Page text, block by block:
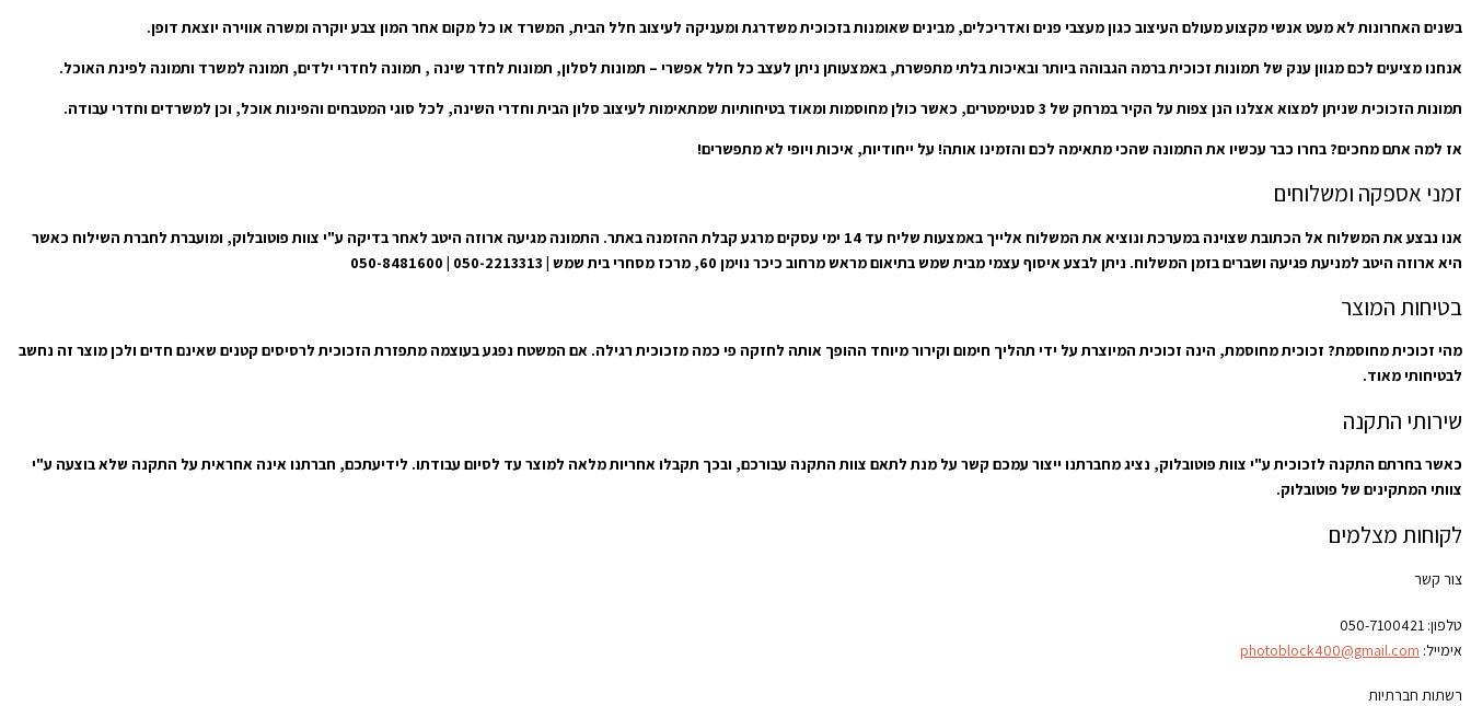
בשנים האחרונות לא מעט אנשי מקצוע מעולם העיצוב כגון מעצבי פנים ואדריכלים, מבינים שאומנות בזכוכית משדרגת ומעניקה לעיצוב חלל הבית, המשרד או כל מקום אחר המון צבע יוקרה ומשרה אווירה יוצאת דופן.
אנחנו מציעים לכם מגוון ענק של תמונות זכוכית ברמה הגבוהה ביותר ובאיכות בלתי מתפשרת, באמצעותן ניתן לעצב כל חלל אפשרי – תמונות לסלון, תמונות לחדר שינה , תמונה לחדרי ילדים, תמונה למשרד ותמונה לפינת האוכל.
תמונות הזכוכית שניתן למצוא אצלנו הנן צפות על הקיר במרחק של 3 סנטימטרים, כאשר כולן מחוסמות ומאוד בטיחותיות שמתאימות לעיצוב סלון הבית וחדרי השינה, לכל סוגי המטבחים והפינות אוכל, וכן למשרדים וחדרי עבודה.
אז למה אתם מחכים? בחרו כבר עכשיו את התמונה שהכי מתאימה לכם והזמינו אותה! על ייחודיות, איכות ויופי לא מתפשרים!
זמני אספקה ומשלוחים
אנו נבצע את המשלוח אל הכתובת שצוינה במערכת ונוציא את המשלוח אלייך באמצעות שליח עד 14 ימי עסקים מרגע קבלת ההזמנה באתר. התמונה מגיעה ארוזה היטב לאחר בדיקה ע"י צוות פוטובלוק, ומועברת לחברת השילוח כאשר
היא ארוזה היטב למניעת פגיעה ושברים בזמן המשלוח. ניתן לבצע איסוף עצמי מבית שמש בתיאום מראש מרחוב כיכר נוימן 60, מרכז מסחרי בית שמש | 050-2213313 | 050-8481600
בטיחות המוצר
מהי זכוכית מחוסמת? זכוכית מחוסמת, הינה זכוכית המיוצרת על ידי תהליך חימום וקירור מיוחד ההופך אותה לחזקה פי כמה מזכוכית רגילה. אם המשטח נפגע בעוצמה מתפזרת הזכוכית לרסיסים קטנים שאינם חדים ולכן מוצר זה נחשב
לבטיחותי מאוד.
שירותי התקנה
כאשר בחרתם התקנה לזכוכית ע"י צוות פוטובלוק, נציג מחברתנו ייצור עמכם קשר על מנת לתאם צוות התקנה עבורכם, ובכך תקבלו אחריות מלאה למוצר עד לסיום עבודתו. לידיעתכם, חברתנו אינה אחראית על התקנה שלא בוצעה ע"י
צוותי המתקינים של פוטובלוק.
לקוחות מצלמים
צור קשר
טלפון:
אימייל: photoblock400@gmail.com
רשתות חברתיות